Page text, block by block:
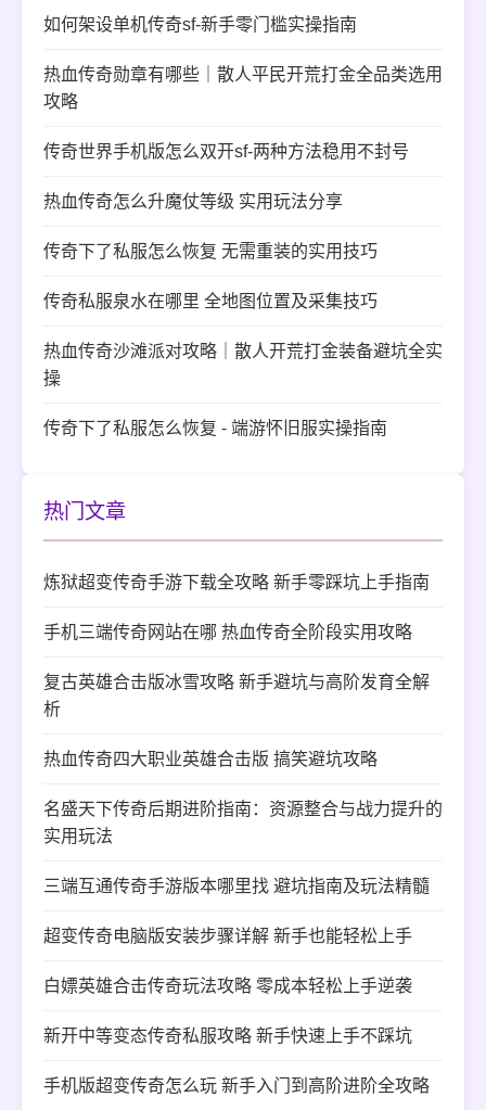
如何架设单机传奇sf-新手零门槛实操指南
热血传奇勋章有哪些｜散人平民开荒打金全品类选用
攻略
传奇世界手机版怎么双开sf-两种方法稳用不封号
热血传奇怎么升魔仗等级 实用玩法分享
传奇下了私服怎么恢复 无需重装的实用技巧
传奇私服泉水在哪里 全地图位置及采集技巧
热血传奇沙滩派对攻略｜散人开荒打金装备避坑全实
操
传奇下了私服怎么恢复 - 端游怀旧服实操指南
热门文章
炼狱超变传奇手游下载全攻略 新手零踩坑上手指南
手机三端传奇网站在哪 热血传奇全阶段实用攻略
复古英雄合击版冰雪攻略 新手避坑与高阶发育全解
析
热血传奇四大职业英雄合击版 搞笑避坑攻略
名盛天下传奇后期进阶指南：资源整合与战力提升的
实用玩法
三端互通传奇手游版本哪里找 避坑指南及玩法精髓
超变传奇电脑版安装步骤详解 新手也能轻松上手
白嫖英雄合击传奇玩法攻略 零成本轻松上手逆袭
新开中等变态传奇私服攻略 新手快速上手不踩坑
手机版超变传奇怎么玩 新手入门到高阶进阶全攻略